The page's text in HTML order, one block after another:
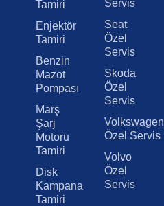
Tamiri
Enjektör
Tamiri
Benzin
Mazot
Pompası
Marş
Şarj
Motoru
Tamiri
Disk
Kampana
Tamiri
Servis
Seat
Özel
Servis
Skoda
Özel
Servis
Volkswagen
Özel Servis
Volvo
Özel
Servis